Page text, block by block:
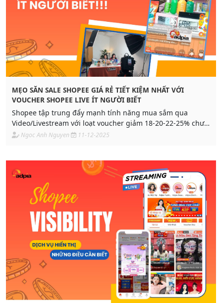
MẸO SĂN SALE SHOPEE GIÁ RẺ TIẾT KIỆM NHẤT VỚI
VOUCHER SHOPEE LIVE ÍT NGƯỜI BIẾT
Shopee tập trung đẩy mạnh tính năng mua sắm qua
Video/Livestream với loạt voucher giảm 18-20-22-25% chưa
từng có. Xem ngay bài viết để biết mẹo săn sale giá rẻ tiết
Ngoc Anh Nguyen 11-12-2025